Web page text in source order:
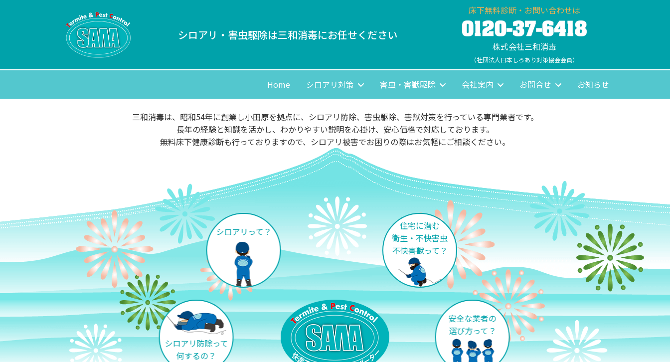
シロアリ・害虫駆除は三和消毒にお任せください
床下無料診断・お問い合わせは
株式会社三和消毒
（社団法人日本しろあり対策協会会員）
Home シロアリ対策 害虫・害獣駆除 会社案内 お問合せ お知らせ
三和消毒は、昭和54年に創業し小田原を拠点に、シロアリ防除、害虫駆除、害獣対策を行っている専門業者です。
長年の経験と知識を活かし、わかりやすい説明を心掛け、安心価格で対応しております。
無料床下健康診断も行っておりますので、シロアリ被害でお困りの際はお気軽にご相談ください。
シロアリって？
住宅に潜む
衛生・不快害虫
不快害獣って？
シロアリ防除って
何するの？
安全な業者の
選び方って？